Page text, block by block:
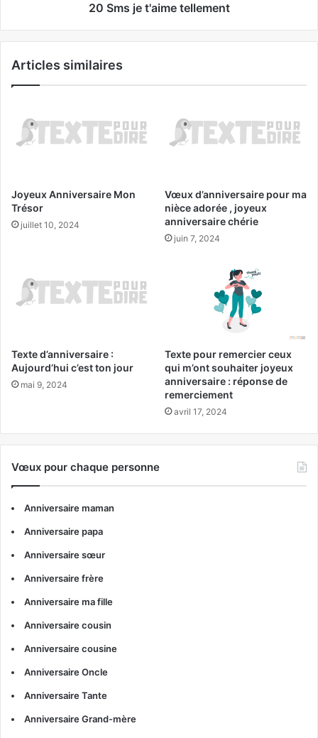
20 Sms je t'aime tellement
Articles similaires
Joyeux Anniversaire Mon
Trésor
juillet 10, 2024
Vœux d’anniversaire pour ma
nièce adorée , joyeux
anniversaire chérie
juin 7, 2024
Texte d’anniversaire :
Aujourd’hui c’est ton jour
mai 9, 2024
Texte pour remercier ceux
qui m’ont souhaiter joyeux
anniversaire : réponse de
remerciement
avril 17, 2024
Vœux pour chaque personne
Anniversaire maman
Anniversaire papa
Anniversaire sœur
Anniversaire frère
Anniversaire ma fille
Anniversaire cousin
Anniversaire cousine
Anniversaire Oncle
Anniversaire Tante
Anniversaire Grand-mère